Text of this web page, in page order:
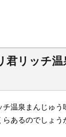
君リッチ
温泉まんじゅう
らあるのでしょう